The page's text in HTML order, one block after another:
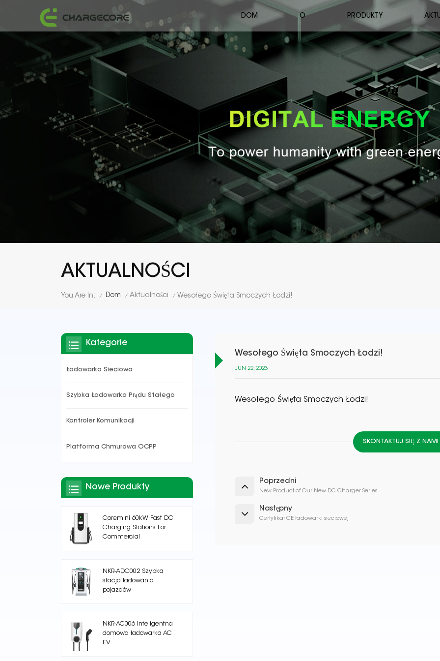
DOM O PRODUKTY
AKTUALNOŚCI
You Are In: / Dom / Aktualności / Wesołego Święta Smoczych Łodzi!
Wesołego Święta Smoczych Łodzi!
JUN 22, 2023
Wesołego Święta Smoczych Łodzi!
SKONTAKTUJ SIĘ Z NAMI
Poprzedni
New Product of Our New DC Charger Series
Następny
Certyfikat CE ładowarki sieciowej
Kategorie
Ładowarka Sieciowa
Szybka Ładowarka Prądu Stałego
Kontroler Komunikacji
Platforma Chmurowa OCPP
Nowe Produkty
Coremini 60kW Fast DC
Charging Stations For
Commercial
NKR-ADC002 Szybka
stacja ładowania
pojazdów
NKR-AC006 Inteligentna
domowa ładowarka AC
EV